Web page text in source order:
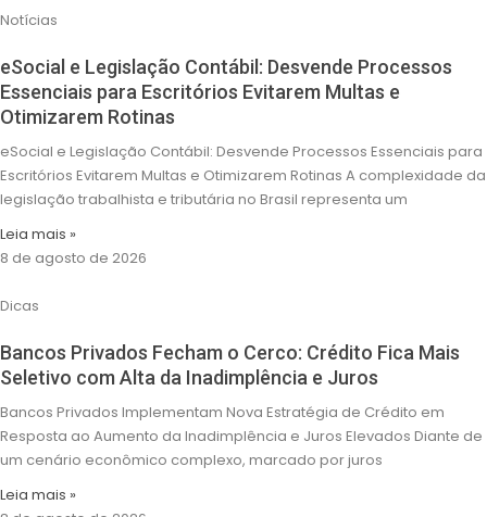
Notícias
eSocial e Legislação Contábil: Desvende Processos
Essenciais para Escritórios Evitarem Multas e
Otimizarem Rotinas
eSocial e Legislação Contábil: Desvende Processos Essenciais para
Escritórios Evitarem Multas e Otimizarem Rotinas A complexidade da
legislação trabalhista e tributária no Brasil representa um
Leia mais »
8 de agosto de 2026
Dicas
Bancos Privados Fecham o Cerco: Crédito Fica Mais
Seletivo com Alta da Inadimplência e Juros
Bancos Privados Implementam Nova Estratégia de Crédito em
Resposta ao Aumento da Inadimplência e Juros Elevados Diante de
um cenário econômico complexo, marcado por juros
Leia mais »